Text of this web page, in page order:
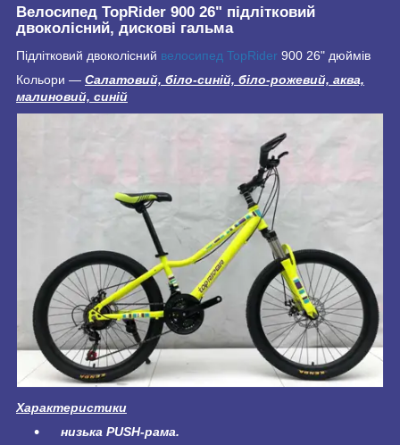
Велосипед TopRider 900 26" підлітковий
двоколісний, дискові гальма
Підлітковий двоколісний велосипед TopRider 900 26" дюймів
Кольори — Салатовий, біло-синій, біло-рожевий, аква,
малиновий, синій
Характеристики
низька PUSH-рама.